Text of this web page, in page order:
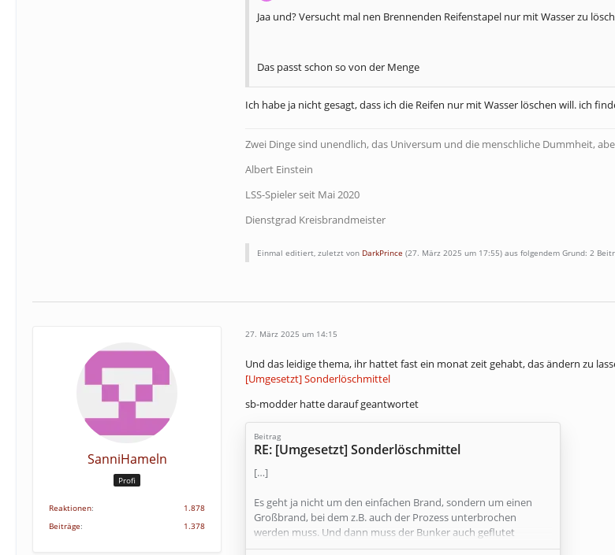
Jaa und? Versucht mal nen Brennenden Reifenstapel nur mit Wasser zu
Das passt schon so von der Menge
Ich habe ja nicht gesagt, dass ich die Reifen nur mit Wasser löschen will. ich
Zwei Dinge sind unendlich, das Universum und die menschliche Dummheit,
Albert Einstein
LSS-Spieler seit Mai 2020
Dienstgrad Kreisbrandmeister
Einmal editiert, zuletzt von DarkPrince (27. März 2025 um 17:55) aus folgendem Grund: 2
SanniHameln
Profi
Reaktionen
1.878
Beiträge
1.378
27. März 2025 um 14:15
Und das leidige thema, ihr hattet fast ein monat zeit gehabt, das ändern zu
[Umgesetzt] Sonderlöschmittel
sb-modder hatte darauf geantwortet
Beitrag
RE: [Umgesetzt] Sonderlöschmittel
[…]
Es geht ja nicht um den einfachen Brand, sondern um einen
Großbrand, bei dem z.B. auch der Prozess unterbrochen
werden muss. Und dann muss der Bunker auch geflutet
werden